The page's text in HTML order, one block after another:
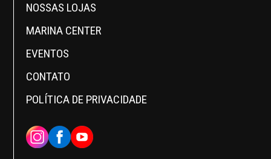
NOSSAS LOJAS
MARINA CENTER
EVENTOS
CONTATO
POLÍTICA DE PRIVACIDADE
INSTAGRAM
FACEBOOK
YOUTUBE